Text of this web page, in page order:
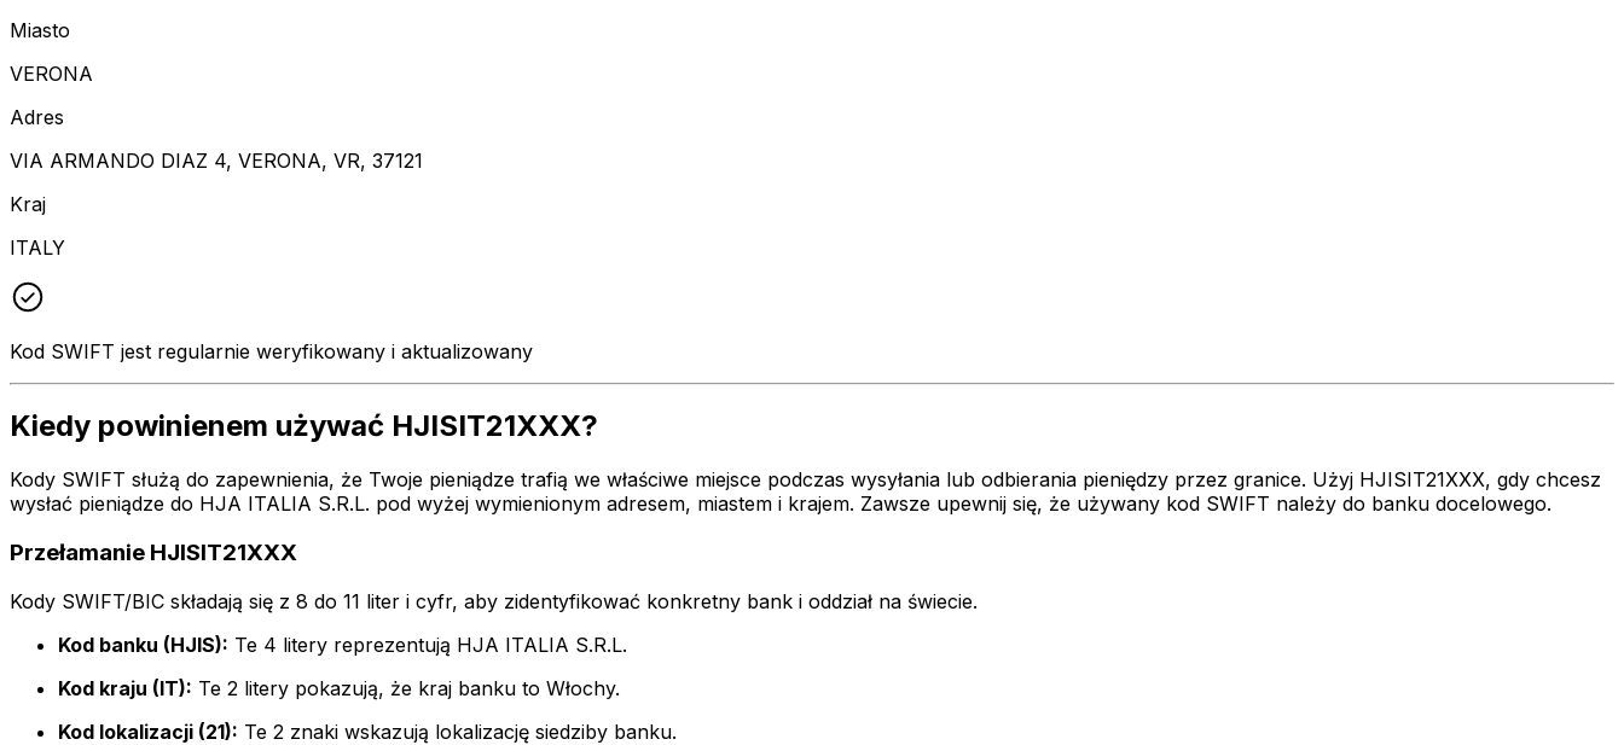
Miasto
VERONA
Adres
VIA ARMANDO DIAZ 4, VERONA, VR, 37121
Kraj
ITALY
Kod SWIFT jest regularnie weryfikowany i aktualizowany
Kiedy powinienem używać HJISIT21XXX?
Kody SWIFT służą do zapewnienia, że Twoje pieniądze trafią we właściwe miejsce podczas wysyłania lub odbierania pieniędzy przez granice. Użyj HJISIT21XXX, gdy chcesz
wysłać pieniądze do HJA ITALIA S.R.L. pod wyżej wymienionym adresem, miastem i krajem. Zawsze upewnij się, że używany kod SWIFT należy do banku docelowego.
Przełamanie HJISIT21XXX
Kody SWIFT/BIC składają się z 8 do 11 liter i cyfr, aby zidentyfikować konkretny bank i oddział na świecie.
Kod banku (HJIS): Te 4 litery reprezentują HJA ITALIA S.R.L.
Kod kraju (IT): Te 2 litery pokazują, że kraj banku to Włochy.
Kod lokalizacji (21): Te 2 znaki wskazują lokalizację siedziby banku.